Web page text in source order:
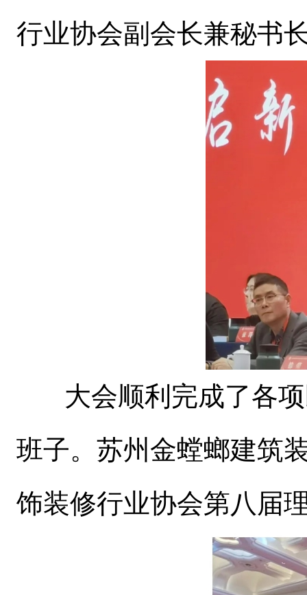
行业协会副会长兼秘书
大会顺利完成了各项
班子。苏州金螳螂建筑
饰装修行业协会第八届